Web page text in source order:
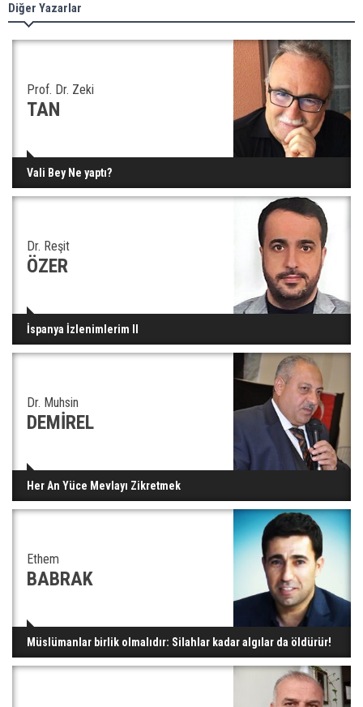
Diğer Yazarlar
Prof. Dr. Zeki
TAN
Vali Bey Ne yaptı?
Dr. Reşit
ÖZER
İspanya İzlenimlerim II
Dr. Muhsin
DEMİREL
Her An Yüce Mevlayı Zikretmek
Ethem
BABRAK
Müslümanlar birlik olmalıdır: Silahlar kadar algılar da öldürür!